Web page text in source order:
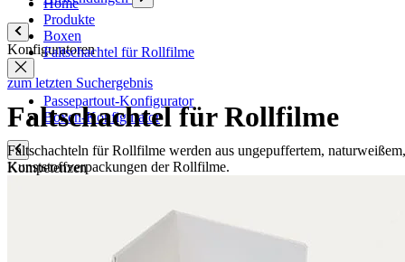
Konfiguratoren
Passepartout-Konfigurator
Boxen-Konfigurator
Kompetenzen
ES-Produkte
Produkte
Boxen
Faltschachtel für Rollfilme
zum letzten Suchergebnis
Faltschachtel für Rollfilme
Faltschachteln für Rollfilme werden aus ungepuffertem,
Kunststoffverpackungen der Rollfilme.